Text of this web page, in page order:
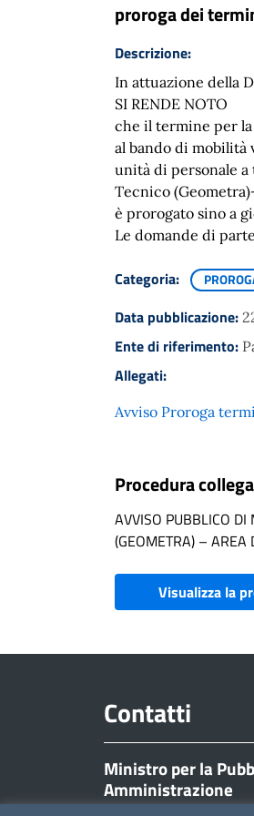
proroga dei
Descrizione:
In attuazione della
SI RENDE NOTO
che il termine per
al bando di mobilità
unità di personale
Tecnico
è prorogato sino a
Le domande di
Categoria:
Data pubblicazione:
Ente di riferimento:
Allegati:
Avviso Proroga
Procedura
AVVISO PUBBLICO DI
(GEOMETRA) – AREA
Visualizza la
Contatti
Ministro per la
Amministrazione